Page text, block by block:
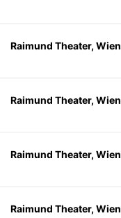
Raimund Theater, Wien
Raimund Theater, Wien
Raimund Theater, Wien
Raimund Theater, Wien